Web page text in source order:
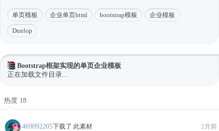
单页模板 企业单页html bootstrap模板 企业模板
Dunlop
Bootstrap框架实现的单页企业模板
正在加载文件目录...
热度 18
469092205下载了 此素材 2月前